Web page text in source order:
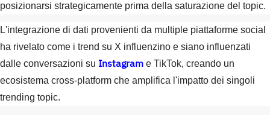
posizionarsi strategicamente prima della saturazione del topic.
L'integrazione di dati provenienti da multiple piattaforme social
ha rivelato come i trend su X influenzino e siano influenzati
dalle conversazioni su Instagram e TikTok, creando un
ecosistema cross-platform che amplifica l'impatto dei singoli
trending topic.